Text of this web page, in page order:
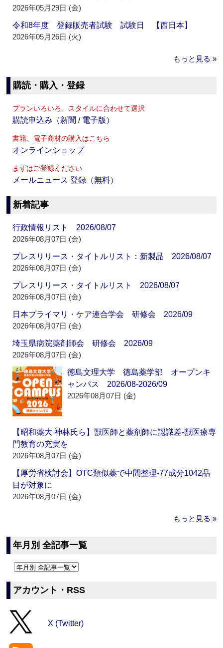
2026年05月29日 (金)
令和8年度 登録販売者試験 試験日 【西日本】
2026年05月26日 (火)
もっと見る »
購読・購入・登録
プランいろいろ、スタイルに合わせて選択
購読申込み（新聞 / 電子版）
書籍、電子商材の購入はこちら
オンラインショップ
まずはご登録ください
メールニュース 登録（無料）
新着記事
行政情報リスト 2026/08/07
2026年08月07日 (金)
プレスリリース・タイトルリスト：新製品 2026/08/07
2026年08月07日 (金)
プレスリリース・タイトルリスト 2026/08/07
2026年08月07日 (金)
日本プライマリ・ケア連合学会 研修会 2026/09
2026年08月07日 (金)
埼玉県病院薬剤師会 研修会 2026/09
2026年08月07日 (金)
徳島文理大学 徳島薬学部 オープンキ
ャンパス 2026/08-2026/09
2026年08月07日 (金)
【昭和薬大 神林氏ら】獣医師と薬剤師に認識差‐獣医療専
門教育の充実を
2026年08月07日 (金)
【厚労省検討会】OTC類似薬で中間整理‐77成分1042品
目が対象に
2026年08月07日 (金)
もっと見る »
年月別 全記事一覧
アカウント・RSS
X (Twitter)